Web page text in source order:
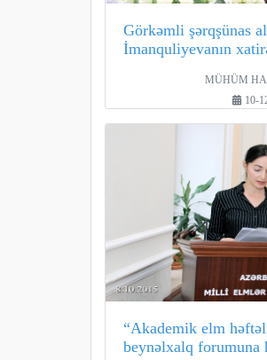
Görkəmli şərqşünas
İmanquliyevanın
MÜHÜM
10-
“Akademik elm
beynəlxalq forumuna